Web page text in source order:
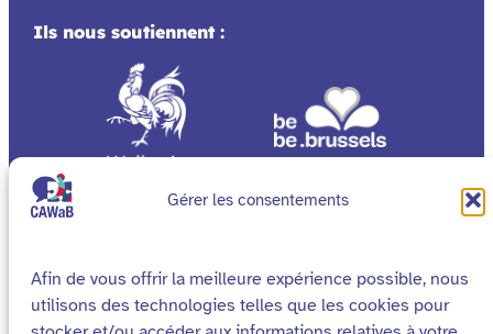
Gérer les consentements
Afin de vous offrir la meilleure expérience possible, nous
utilisons des technologies telles que les cookies pour
Ils nous soutiennent :